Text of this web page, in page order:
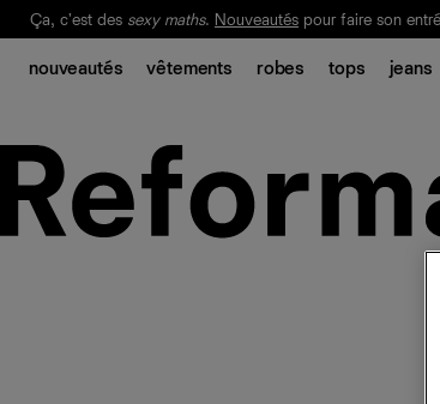
Notre Bilan Responsable 2025 est ici. Lisez-le
Ça, c'est des sexy maths. Nouveautés pour faire son
nouveautés vêtements robes tops jeans